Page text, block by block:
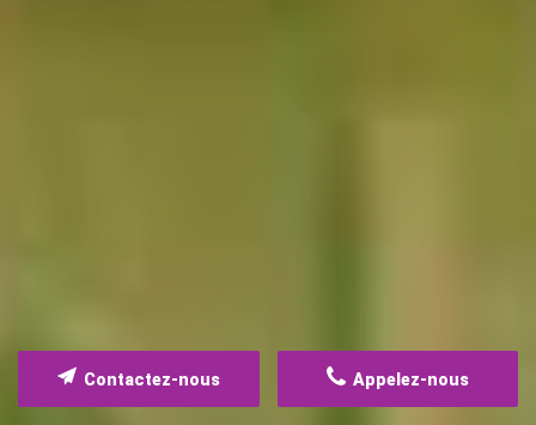
Appelez-nous
Contactez-nous